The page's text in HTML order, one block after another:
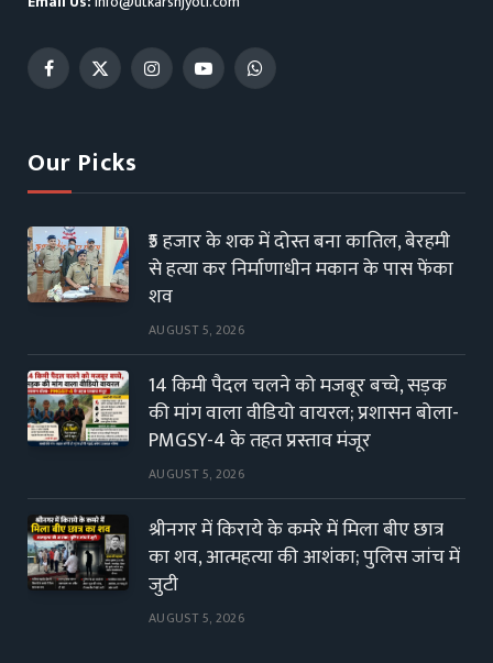
Facebook
X
InstagramYouTubeWhatsApp
Our Picks
₹5 हजार के शक में दोस्त बना कातिल, बेरहमी
से हत्या कर निर्माणाधीन मकान के पास फेंका
शव
AUGUST 5, 2026
14 किमी पैदल चलने को मजबूर बच्चे, सड़क
की मांग वाला वीडियो वायरल; प्रशासन बोला-
PMGSY-4 के तहत प्रस्ताव मंजूर
AUGUST 5, 2026
श्रीनगर में किराये के कमरे में मिला बीए छात्र
का शव, आत्महत्या की आशंका; पुलिस जांच में
जुटी
AUGUST 5, 2026